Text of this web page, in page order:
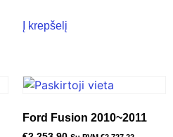
Į krepšelį
Ford Fusion 2010~2011